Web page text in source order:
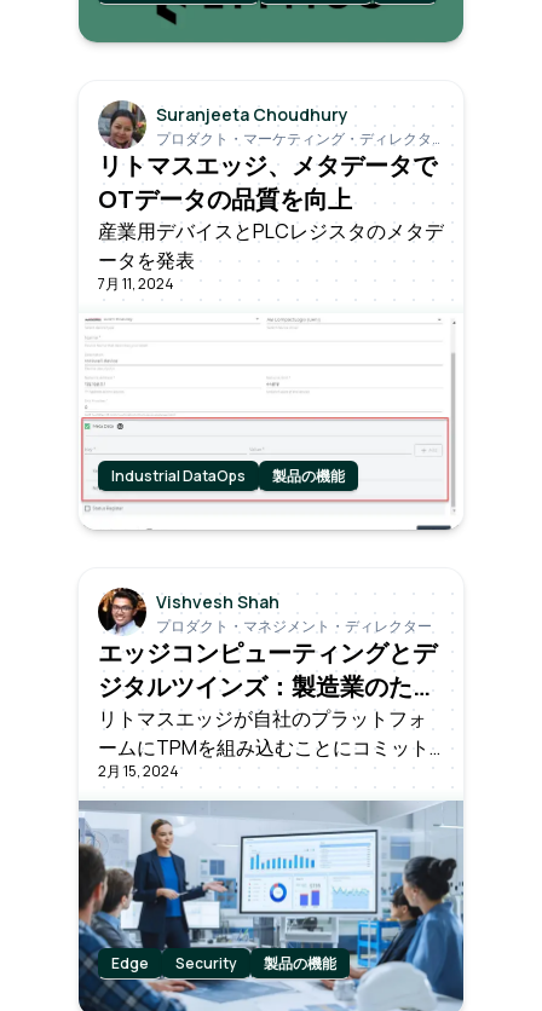
Suranjeeta Choudhury
プロダクト・マーケティング・ディレクタ
ー
リトマスエッジ、メタデータで
OTデータの品質を向上
産業用デバイスとPLCレジスタのメタデ
ータを発表
7月 11, 2024
Industrial DataOps 製品の機能
Vishvesh Shah
プロダクト・マネジメント・ディレクター
エッジコンピューティングとデ
ジタルツインズ：製造業のため
に作られたマッチ (1)
リトマスエッジが自社のプラットフォ
ームにTPMを組み込むことにコミット
していることは、顧客の産業業務に最
高レベルのセキュリティを提供すると
いう同社の献身を示すものである。
2月 15, 2024
Edge Security 製品の機能